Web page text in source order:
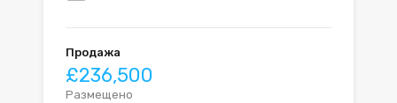
Продажа
£236,500
Размещено